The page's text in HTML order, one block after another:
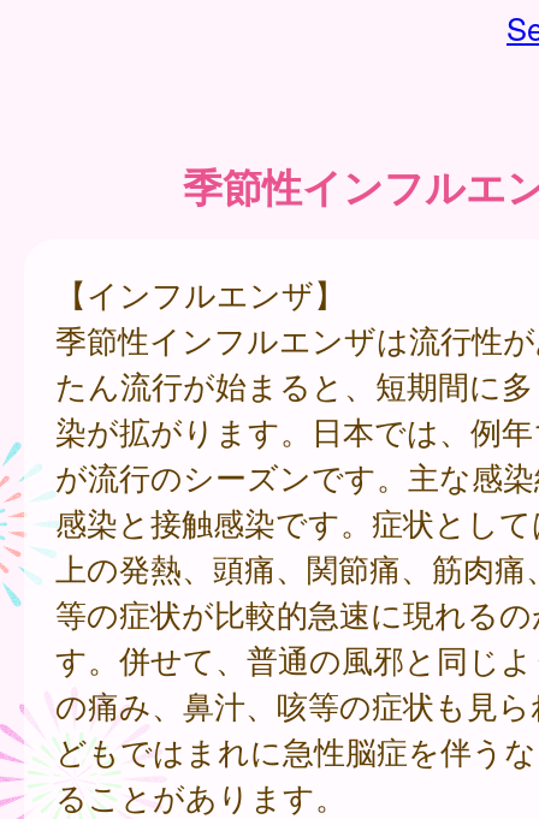
季節性インフルエ
【インフルエンザ】
季節性インフルエンザは流行性
たん流行が始まると、短期間に
染が拡がります。日本では、例
が流行のシーズンです。主な感
感染と接触感染です。症状とし
上の発熱、頭痛、関節痛、筋肉痛
等の症状が比較的急速に現れる
す。併せて、普通の風邪と同じ
の痛み、鼻汁、咳等の症状も見
どもではまれに急性脳症を伴う
ることがあります。